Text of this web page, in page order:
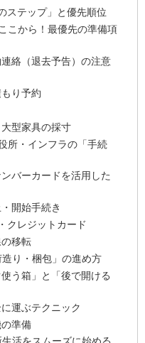
ステップ」と優先順位
こから！最優先の準備項
絡（退去予告）の注意
り予約
型家具の採寸
所・インフラの「手続
バーカードを活用した
開始手続き
クレジットカード
移転
り・梱包」の進め方
う箱」と「後で開ける
運ぶテクニック
準備